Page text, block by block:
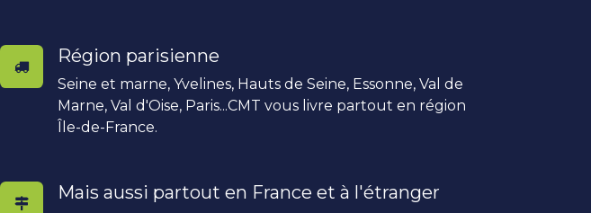
Région parisienne
Seine et marne, Yvelines, Hauts de Seine, Essonne, Val de
Marne, Val d'Oise, Paris...CMT vous livre partout en région
Île-de-France.
Mais aussi partout en France et à l'étranger